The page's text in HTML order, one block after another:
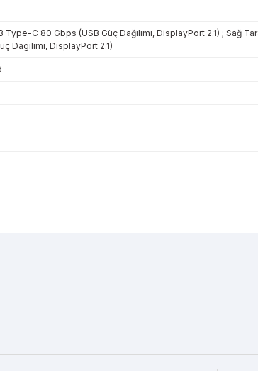
Type-C 80 Gbps (USB Güç Dağılımı, DisplayPort 2.1) ; Sağ
Dagılımı, DisplayPort 2.1)